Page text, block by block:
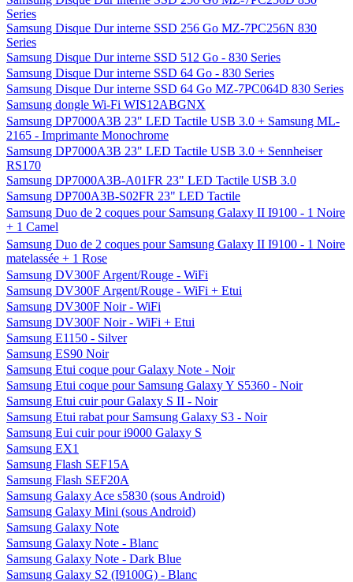
Series
Samsung Disque Dur interne SSD 256 Go MZ-7PC256N 830
Series
Samsung Disque Dur interne SSD 512 Go - 830 Series
Samsung Disque Dur interne SSD 64 Go - 830 Series
Samsung Disque Dur interne SSD 64 Go MZ-7PC064D 830 Series
Samsung dongle Wi-Fi WIS12ABGNX
Samsung DP7000A3B 23" LED Tactile USB 3.0 + Samsung ML-
2165 - Imprimante Monochrome
Samsung DP7000A3B 23" LED Tactile USB 3.0 + Sennheiser
RS170
Samsung DP7000A3B-A01FR 23" LED Tactile USB 3.0
Samsung DP700A3B-S02FR 23" LED Tactile
Samsung Duo de 2 coques pour Samsung Galaxy II I9100 - 1 Noire
+ 1 Camel
Samsung Duo de 2 coques pour Samsung Galaxy II I9100 - 1 Noire
matelassée + 1 Rose
Samsung DV300F Argent/Rouge - WiFi
Samsung DV300F Argent/Rouge - WiFi + Etui
Samsung DV300F Noir - WiFi
Samsung DV300F Noir - WiFi + Etui
Samsung E1150 - Silver
Samsung ES90 Noir
Samsung Etui coque pour Galaxy Note - Noir
Samsung Etui coque pour Samsung Galaxy Y S5360 - Noir
Samsung Etui cuir pour Galaxy S II - Noir
Samsung Etui rabat pour Samsung Galaxy S3 - Noir
Samsung Eui cuir pour i9000 Galaxy S
Samsung EX1
Samsung Flash SEF15A
Samsung Flash SEF20A
Samsung Galaxy Ace s5830 (sous Android)
Samsung Galaxy Mini (sous Android)
Samsung Galaxy Note
Samsung Galaxy Note - Blanc
Samsung Galaxy Note - Dark Blue
Samsung Galaxy S2 (I9100G) - Blanc